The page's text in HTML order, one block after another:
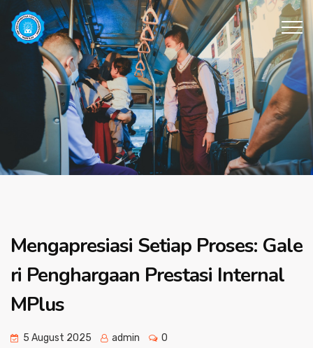
Mengapresiasi Setiap Proses: Gale
ri Penghargaan Prestasi Internal
MPlus
5 August 2025 admin 0